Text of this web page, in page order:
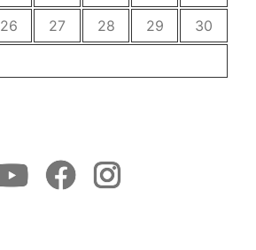
26 27 28 29
30
Youtube FacebookInstagram